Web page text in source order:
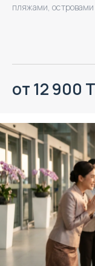
пляжами,
от 12 900